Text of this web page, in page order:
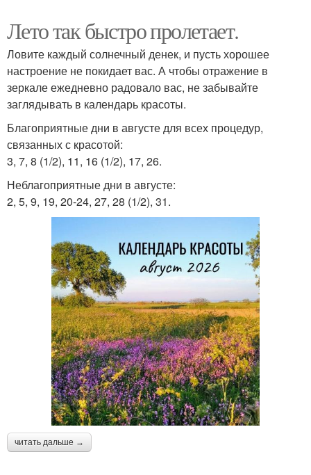
Лето так быстро пролетает.
Ловите каждый солнечный денек, и пусть хорошее
настроение не покидает вас. А чтобы отражение в
зеркале ежедневно радовало вас, не забывайте
заглядывать в календарь красоты.
Благоприятные дни в августе для всех процедур,
связанных с красотой:
3, 7, 8 (1/2), 11, 16 (1/2), 17, 26.
Неблагоприятные дни в августе:
2, 5, 9, 19, 20-24, 27, 28 (1/2), 31.
читать дальше →